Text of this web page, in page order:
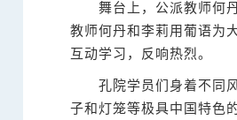
舞台上，公派教师何丹
教师何丹和李莉用葡语为
互动学习，反响热烈。
孔院学员们身着不同风
子和灯笼等极具中国特色